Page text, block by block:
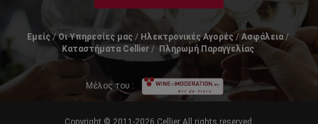
Εμείς Οι Υπηρεσίες μας Ηλεκτρονικές Αγορές
Ασφάλεια
Καταστήματα Cellier
Πληρωμή Παραγγελίας
Μέλος του :